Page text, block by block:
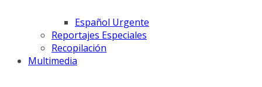
Español Urgente
Reportajes Especiales
Recopilación
Multimedia